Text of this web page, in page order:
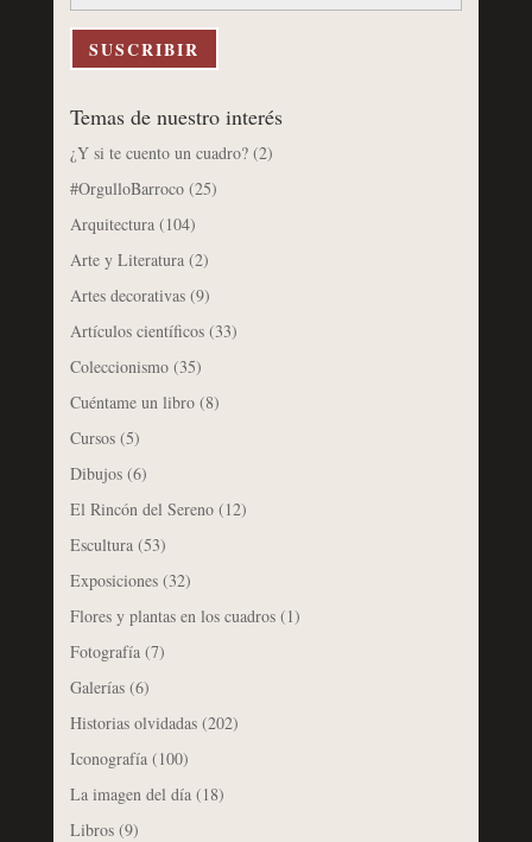
correo
electrónico
SUSCRIBIR
Temas de nuestro interés
¿Y si te cuento un cuadro?(2)
#OrgulloBarroco(25)
Arquitectura(104)
Arte y Literatura(2)
Artes decorativas(9)
Artículos científicos(33)
Coleccionismo(35)
Cuéntame un libro(8)
Cursos(5)
Dibujos(6)
El Rincón del Sereno(12)
Escultura(53)
Exposiciones(32)
Flores y plantas en los cuadros(1)
Fotografía(7)
Galerías(6)
Historias olvidadas(202)
Iconografía(100)
La imagen del día(18)
Libros(9)